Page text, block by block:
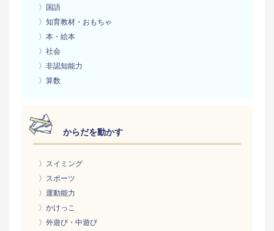
〉国語
〉知育教材・おもちゃ
〉本・絵本
〉社会
〉非認知能力
〉算数
からだを動かす
〉スイミング
〉スポーツ
〉運動能力
〉かけっこ
〉外遊び・中遊び